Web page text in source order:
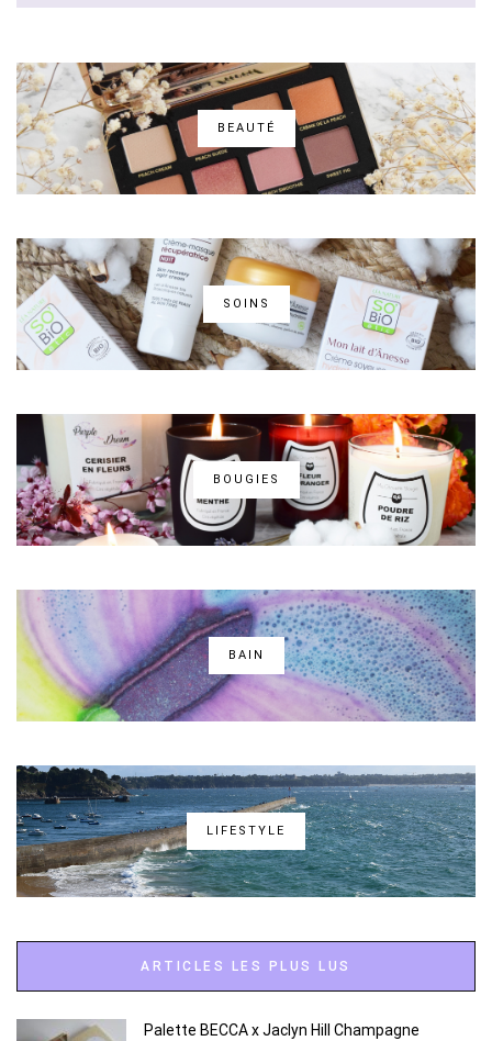
BEAUTÉ
SOINS
BOUGIES
BAIN
LIFESTYLE
ARTICLES LES PLUS LUS
Palette BECCA x Jaclyn Hill Champagne